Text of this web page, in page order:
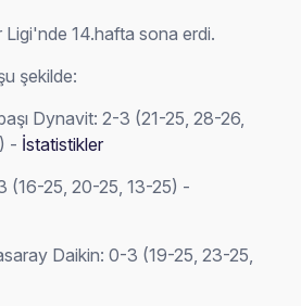
14.hafta sona erdi.
şekilde:
Dynavit: 2-3 (21-25, 28-26,
- İstatistikler
(16-25, 20-25, 13-25) -
Daikin: 0-3 (19-25, 23-25,